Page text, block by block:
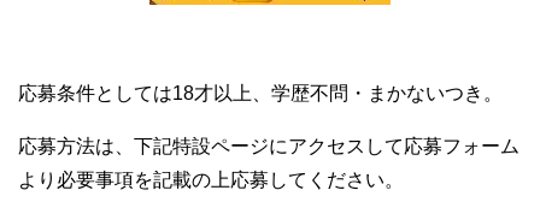
応募条件としては18才以上、学歴不問・まかないつき。
応募方法は、下記特設ページにアクセスして応募フォーム
より必要事項を記載の上応募してください。